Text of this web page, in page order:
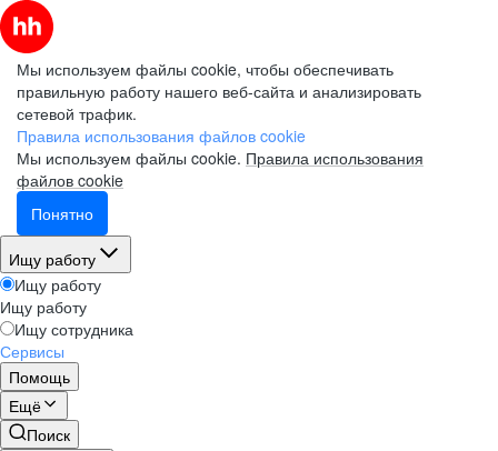
Мы используем файлы cookie, чтобы обеспечивать
правильную работу нашего веб-сайта и анализировать
сетевой трафик.
Правила использования файлов cookie
Мы используем файлы cookie. Правила использования
файлов cookie
Понятно
Ищу работу
Ищу работу
Ищу работу
Ищу сотрудника
Сервисы
Помощь
Ещё
Поиск